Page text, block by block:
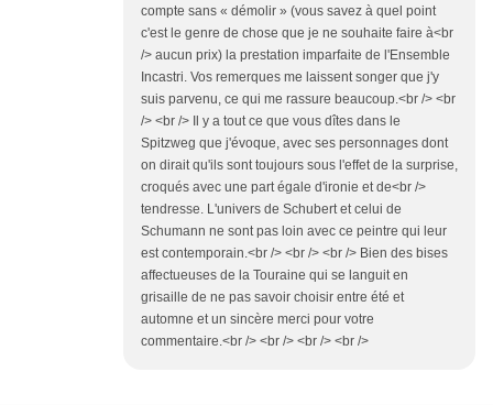
compte sans « démolir » (vous savez à quel point
c'est le genre de chose que je ne souhaite faire à<br
/> aucun prix) la prestation imparfaite de l'Ensemble
Incastri. Vos remerques me laissent songer que j'y
suis parvenu, ce qui me rassure beaucoup.<br /> <br
/> <br /> Il y a tout ce que vous dîtes dans le
Spitzweg que j'évoque, avec ses personnages dont
on dirait qu'ils sont toujours sous l'effet de la surprise,
croqués avec une part égale d'ironie et de<br />
tendresse. L'univers de Schubert et celui de
Schumann ne sont pas loin avec ce peintre qui leur
est contemporain.<br /> <br /> <br /> Bien des bises
affectueuses de la Touraine qui se languit en
grisaille de ne pas savoir choisir entre été et
automne et un sincère merci pour votre
commentaire.<br /> <br /> <br /> <br />